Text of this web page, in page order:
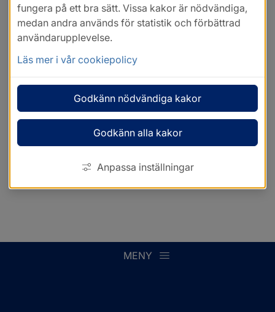
MENY
fungera på ett bra sätt. Vissa kakor är nödvändiga,
medan andra används för statistik och förbättrad
användarupplevelse.
Läs mer i vår cookiepolicy
Godkänn nödvändiga kakor
Godkänn alla kakor
Anpassa inställningar